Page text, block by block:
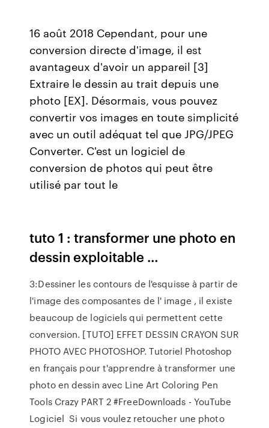
16 août 2018 Cependant, pour une
conversion directe d'image, il est
avantageux d'avoir un appareil [3]
Extraire le dessin au trait depuis une
photo [EX]. Désormais, vous pouvez
convertir vos images en toute simplicité
avec un outil adéquat tel que JPG/JPEG
Converter. C'est un logiciel de
conversion de photos qui peut être
utilisé par tout le
tuto 1 : transformer une photo en
dessin exploitable …
3:Dessiner les contours de l'esquisse à partir de
l'image des composantes de l' image , il existe
beaucoup de logiciels qui permettent cette
conversion. [TUTO] EFFET DESSIN CRAYON SUR
PHOTO AVEC PHOTOSHOP. Tutoriel Photoshop
en français pour t'apprendre à transformer une
photo en dessin avec Line Art Coloring Pen
Tools Crazy PART 2 #FreeDownloads - YouTube
Logiciel Si vous voulez retoucher une photo